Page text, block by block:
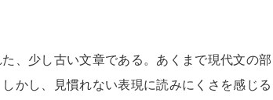
、少し古い文章である。あくまで現代文の部
かし、見慣れない表現に読みにくさを感じる